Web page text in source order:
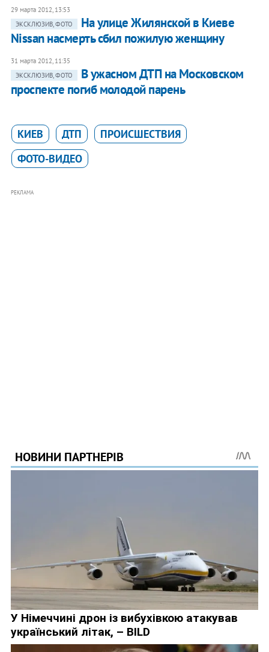
29 марта 2012, 13:53
ЭКСКЛЮЗИВ, ФОТО
На улице Жилянской в Киеве
Nissan насмерть сбил пожилую женщину
31 марта 2012, 11:35
ЭКСКЛЮЗИВ, ФОТО
В ужасном ДТП на Московском
проспекте погиб молодой парень
КИЕВ ДТП
ПРОИСШЕСТВИЯ
ФОТО-ВИДЕО
РЕКЛАМА